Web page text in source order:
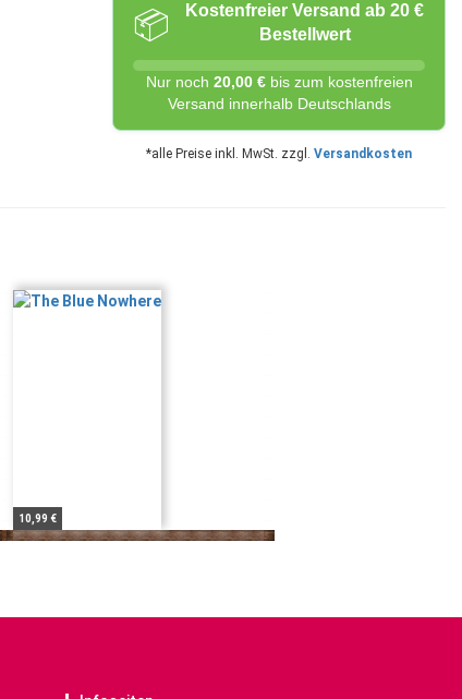
📦
Kostenfreier Versand ab 20 €
Bestellwert
Nur noch 20,00 €bis zum kostenfreien
Versand innerhalb Deutschlands
*alle Preise inkl. MwSt. zzgl. Versandkosten
10,99 €